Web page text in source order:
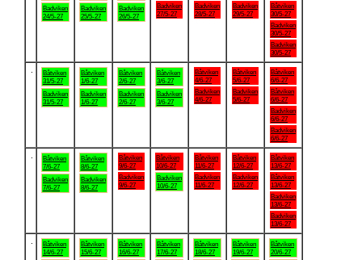
Badviken
24/5-27
Badviken
25/5-27
Badviken
26/5-27
Badviken
27/5-27
Badviken
28/5-27
Badviken
29/5-27
Båtviken
30/5-27
Badviken
30/5-27
Badviken
30/5-27
Båtviken
31/5-27
Badviken
31/5-27
Båtviken
1/6-27
Badviken
1/6-27
Båtviken
2/6-27
Badviken
2/6-27
Båtviken
3/6-27
Badviken
3/6-27
Båtviken
4/6-27
Badviken
4/6-27
Båtviken
5/6-27
Badviken
5/6-27
Båtviken
6/6-27
Båtviken
6/6-27
Badviken
6/6-27
Badviken
6/6-27
Båtviken
7/6-27
Badviken
7/6-27
Båtviken
8/6-27
Badviken
8/6-27
Båtviken
9/6-27
Badviken
9/6-27
Båtviken
10/6-27
Badviken
10/6-27
Båtviken
11/6-27
Badviken
11/6-27
Båtviken
12/6-27
Badviken
12/6-27
Båtviken
13/6-27
Båtviken
13/6-27
Badviken
13/6-27
Badviken
13/6-27
Båtviken
14/6-27
Båtviken
15/6-27
Båtviken
16/6-27
Båtviken
17/6-27
Båtviken
18/6-27
Båtviken
19/6-27
Båtviken
20/6-27